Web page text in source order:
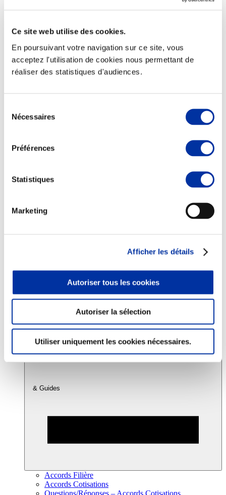
Ce site web utilise des cookies.
En poursuivant votre navigation sur ce site, vous
acceptez l'utilisation de cookies nous permettant de
réaliser des statistiques d'audiences.
Nécessaires
Préférences
Statistiques
Marketing
Afficher les détails
Autoriser tous les cookies
Autoriser la sélection
Utiliser uniquement les cookies nécessaires.
Transport – mise en marché
Abattoir
Viandes et santé
Juste rémunération et attractivité des métiers
Sources d’information
Accords
& Guides
Accords Filière
Accords Cotisations
Questions/Réponses – Accords Cotisations